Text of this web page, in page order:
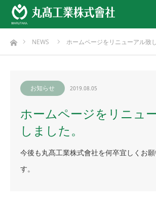
ホームNEWS ホームページをリニューアル致
お知らせ 2019.08.05
ホームページをリニュ
しました。
今後も丸髙工業株式會社を何卒宜しくお
す。